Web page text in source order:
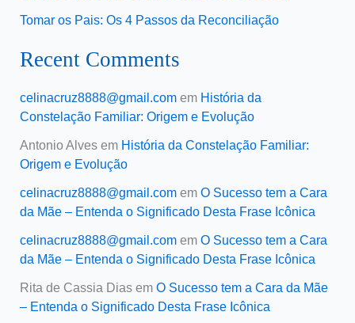
Tomar os Pais: Os 4 Passos da Reconciliação
Recent Comments
celinacruz8888@gmail.comem História da
Constelação Familiar: Origem e Evolução
Antonio Alvesem História da Constelação Familiar:
Origem e Evolução
celinacruz8888@gmail.comem O Sucesso tem a Cara
da Mãe – Entenda o Significado Desta Frase Icônica
celinacruz8888@gmail.comem O Sucesso tem a Cara
da Mãe – Entenda o Significado Desta Frase Icônica
Rita de Cassia Diasem O Sucesso tem a Cara da Mãe
– Entenda o Significado Desta Frase Icônica